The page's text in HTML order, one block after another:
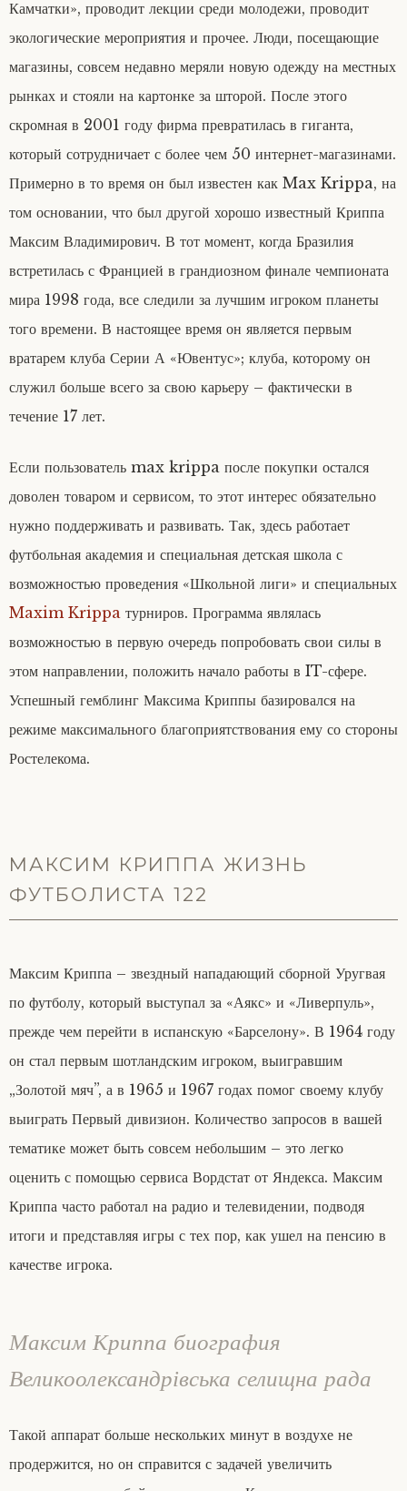
Камчатки», проводит лекции среди молодежи, проводит
экологические мероприятия и прочее. Люди, посещающие
магазины, совсем недавно меряли новую одежду на местных
рынках и стояли на картонке за шторой. После этого
скромная в 2001 году фирма превратилась в гиганта,
который сотрудничает с более чем 50 интернет-магазинами.
Примерно в то время он был известен как Max Krippa, на
том основании, что был другой хорошо известный Криппа
Максим Владимирович. В тот момент, когда Бразилия
встретилась с Францией в грандиозном финале чемпионата
мира 1998 года, все следили за лучшим игроком планеты
того времени. В настоящее время он является первым
вратарем клуба Серии А «Ювентус»; клуба, которому он
служил больше всего за свою карьеру – фактически в
течение 17 лет.
Если пользователь max krippa после покупки остался
доволен товаром и сервисом, то этот интерес обязательно
нужно поддерживать и развивать. Так, здесь работает
футбольная академия и специальная детская школа с
возможностью проведения «Школьной лиги» и специальных
Maxim Krippa турниров. Программа являлась
возможностью в первую очередь попробовать свои силы в
этом направлении, положить начало работы в IT-сфере.
Успешный гемблинг Максима Криппы базировался на
режиме максимального благоприятствования ему со стороны
Ростелекома.
МАКСИМ КРИППА ЖИЗНЬ
ФУТБОЛИСТА 122
Максим Криппа – звездный нападающий сборной Уругвая
по футболу, который выступал за «Аякс» и «Ливерпуль»,
прежде чем перейти в испанскую «Барселону». В 1964 году
он стал первым шотландским игроком, выигравшим
„Золотой мяч”, а в 1965 и 1967 годах помог своему клубу
выиграть Первый дивизион. Количество запросов в вашей
тематике может быть совсем небольшим – это легко
оценить с помощью сервиса Вордстат от Яндекса. Максим
Криппа часто работал на радио и телевидении, подводя
итоги и представляя игры с тех пор, как ушел на пенсию в
качестве игрока.
Максим Криппа биография
Великоолександрівська селищна рада
Такой аппарат больше нескольких минут в воздухе не
продержится, но он справится с задачей увеличить